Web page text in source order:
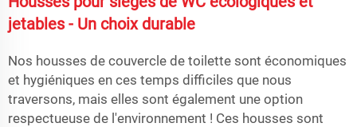
jetables - Un choix durable
Nos housses de couvercle de toilette sont économiques
et hygiéniques en ces temps difficiles que nous
traversons, mais elles sont également une option
respectueuse de l'environnement ! Ces housses sont